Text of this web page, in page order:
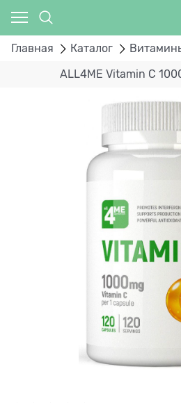
Главная Каталог
ALL4ME Vitamin C